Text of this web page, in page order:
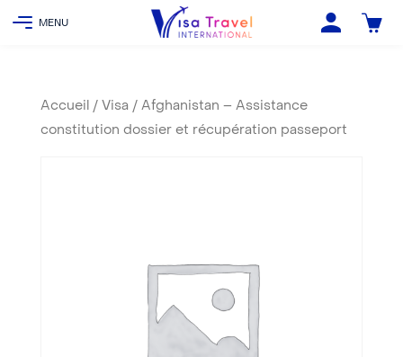
Accueil / Visa / Afghanistan – Assistance
constitution dossier et récupération passeport